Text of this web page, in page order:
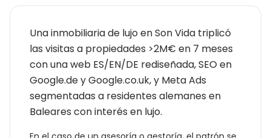
Una inmobiliaria de lujo en Son Vida triplicó
las visitas a propiedades >2M€ en 7 meses
con una web ES/EN/DE rediseñada, SEO en
Google.de y Google.co.uk, y Meta Ads
segmentadas a residentes alemanes en
Baleares con interés en lujo.